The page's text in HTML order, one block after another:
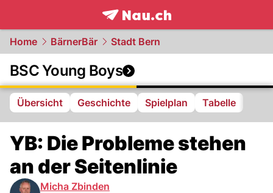
frontpage.NAU.ch
Home BärnerBär Stadt Bern
BSC Young Boys
Übersicht Geschichte Spielplan Tabelle
YB: Die Probleme stehen
an der Seitenlinie
Micha Zbinden